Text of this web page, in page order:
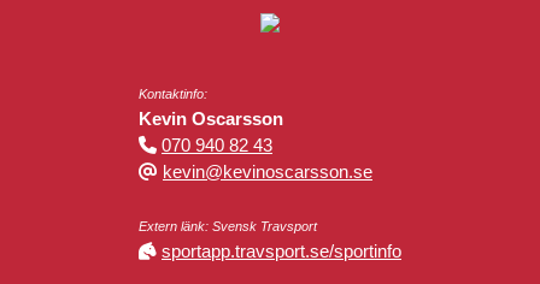
Kontaktinfo:
Kevin Oscarsson
070 940 82 43
kevin@kevinoscarsson.se
Extern länk: Svensk Travsport
sportapp.travsport.se/sportinfo